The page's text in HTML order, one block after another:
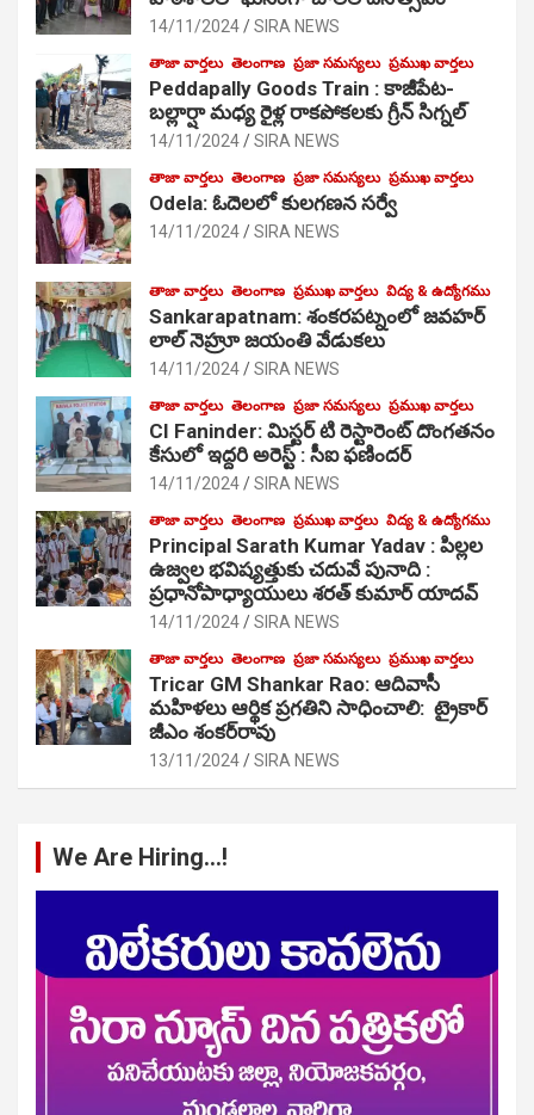
14/11/2024 SIRA NEWS
తాజా వార్తలు తెలంగాణ ప్రజా సమస్యలు ప్రముఖ వార్తలు
Peddapally Goods Train : కాజీపేట-
బల్లార్షా మధ్య రైళ్ల రాకపోకలకు గ్రీన్ సిగ్నల్
14/11/2024 SIRA NEWS
తాజా వార్తలు తెలంగాణ ప్రజా సమస్యలు ప్రముఖ వార్తలు
Odela: ఓదెలలో కులగణన సర్వే
14/11/2024 SIRA NEWS
తాజా వార్తలు తెలంగాణ ప్రముఖ వార్తలు విద్య & ఉద్యోగము
Sankarapatnam: శంకరపట్నంలో జవహర్
లాల్ నెహ్రూ జయంతి వేడుకలు
14/11/2024 SIRA NEWS
తాజా వార్తలు తెలంగాణ ప్రజా సమస్యలు ప్రముఖ వార్తలు
CI Faninder: మిస్టర్ టి రెస్టారెంట్ దొంగతనం
కేసులో ఇద్దరి అరెస్ట్ : సీఐ ఫణిందర్
14/11/2024 SIRA NEWS
తాజా వార్తలు తెలంగాణ ప్రముఖ వార్తలు విద్య & ఉద్యోగము
Principal Sarath Kumar Yadav : పిల్లల
ఉజ్వల భవిష్యత్తుకు చదువే పునాది :
ప్రధానోపాధ్యాయులు శరత్ కుమార్ యాదవ్
14/11/2024 SIRA NEWS
తాజా వార్తలు తెలంగాణ ప్రజా సమస్యలు ప్రముఖ వార్తలు
Tricar GM Shankar Rao: ఆదివాసీ
మహిళలు ఆర్థిక ప్రగతిని సాధించాలి: ట్రైకార్
జీఎం శంకర్‌రావు
13/11/2024 SIRA NEWS
We Are Hiring…!